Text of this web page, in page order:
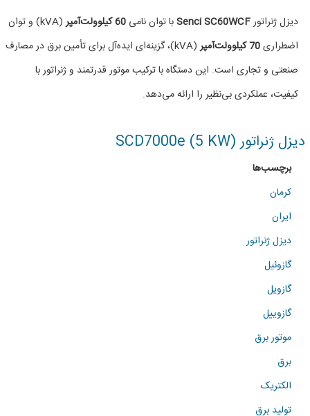
دیزل
ژنراتور
66KVA
دیزل ژنراتورSenci SC60WCFبا توان نامی 60 کیلوولت‌آمپر
(kVA) و توان
اضطراری70 کیلوولت‌آمپر
(kVA)، گزینه‌ای ایده‌آل برای تأمین برق در مصارف
صنعتی و تجاری است. این دستگاه با ترکیب موتور قدرتمند و ژنراتور با
کیفیت، عملکردی بی‌نظیر را ارائه می‌دهد.
دیزل ژنراتور SCD7000e (5 KW)
برچسب‌ها
کرمان
ایران
دیزل ژنراتور
گازوئیل
گازویل
گازوییل
موتور برق
برق
الکتریک
تولید برق